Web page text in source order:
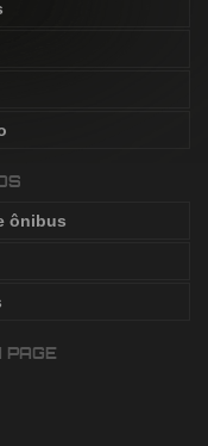
ônibus
PAGE